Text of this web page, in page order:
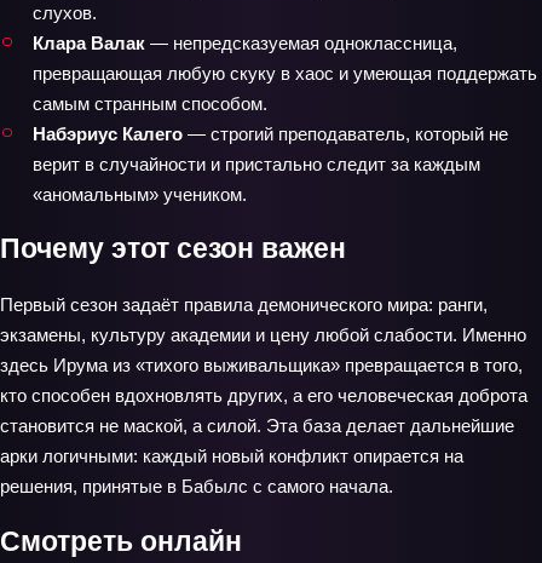
слухов.
Клара Валак — непредсказуемая одноклассница,
превращающая любую скуку в хаос и умеющая поддержать
самым странным способом.
Набэриус Калего — строгий преподаватель, который не
верит в случайности и пристально следит за каждым
«аномальным» учеником.
Почему этот сезон важен
Первый сезон задаёт правила демонического мира: ранги,
экзамены, культуру академии и цену любой слабости. Именно
здесь Ирума из «тихого выживальщика» превращается в того,
кто способен вдохновлять других, а его человеческая доброта
становится не маской, а силой. Эта база делает дальнейшие
арки логичными: каждый новый конфликт опирается на
решения, принятые в Бабылс с самого начала.
Смотреть онлайн